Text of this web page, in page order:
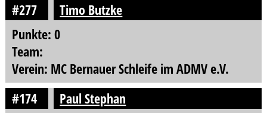
#277
Timo Butzke
Punkte: 0
Team:
Verein: MC Bernauer Schleife im ADMV e.V.
#174
Paul Stephan